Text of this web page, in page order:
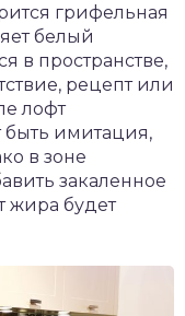
грифельная
белый
в пространстве,
рецепт или
лофт
имитация,
в зоне
закаленное
жира будет